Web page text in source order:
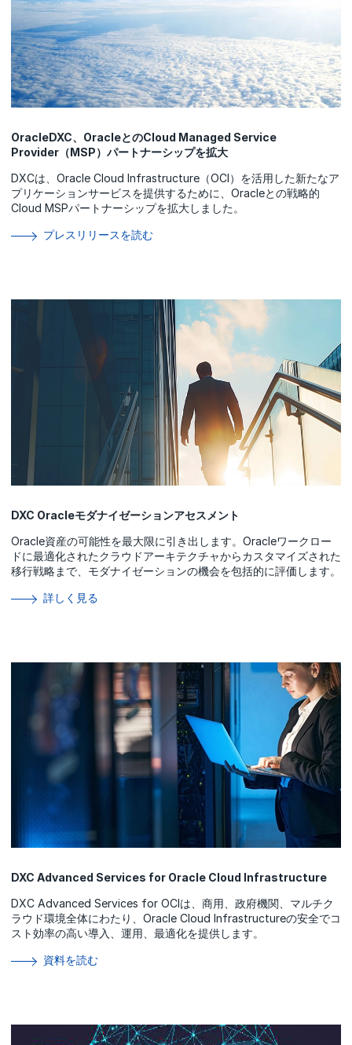
OracleDXC、OracleとのCloud Managed Service
Provider（MSP）パートナーシップを拡大
DXCは、Oracle Cloud Infrastructure（OCI）を活用した新たなア
プリケーションサービスを提供するために、Oracleとの戦略的
Cloud MSPパートナーシップを拡大しました。
プレスリリースを読む
DXC Oracleモダナイゼーションアセスメント
Oracle資産の可能性を最大限に引き出します。Oracleワークロー
ドに最適化されたクラウドアーキテクチャからカスタマイズされた
移行戦略まで、モダナイゼーションの機会を包括的に評価します。
詳しく見る
DXC Advanced Services for Oracle Cloud Infrastructure
DXC Advanced Services for OCIは、商用、政府機関、マルチク
ラウド環境全体にわたり、Oracle Cloud Infrastructureの安全でコ
スト効率の高い導入、運用、最適化を提供します。
資料を読む